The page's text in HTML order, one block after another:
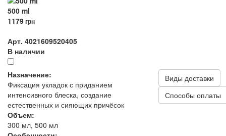
500 ml
1179грн
Арт. 4021609520405
В наличии
Назначение:
Фиксация укладок с приданием
интенсивного блеска, создание
естественных и сияющих причёсок
Объем:
300 мл, 500 мл
Виды доставки
Способы оплаты